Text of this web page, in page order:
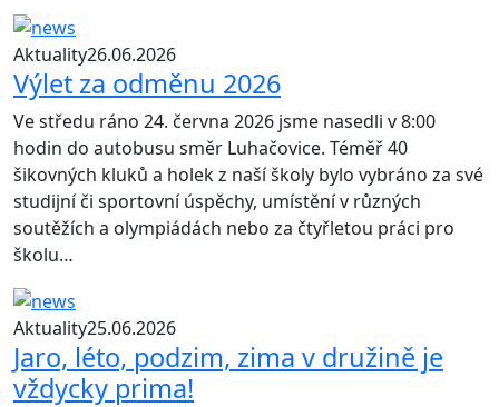
Aktuality26.06.2026
Výlet za odměnu 2026
Ve středu ráno 24. června 2026 jsme nasedli v 8:00
hodin do autobusu směr Luhačovice. Téměř 40
šikovných kluků a holek z naší školy bylo vybráno za své
studijní či sportovní úspěchy, umístění v různých
soutěžích a olympiádách nebo za čtyřletou práci pro
školu…
Aktuality25.06.2026
Jaro, léto, podzim, zima v družině je
vždycky prima!